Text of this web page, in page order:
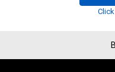
権を侵害するおそれのあ
・本アイテムに関する創